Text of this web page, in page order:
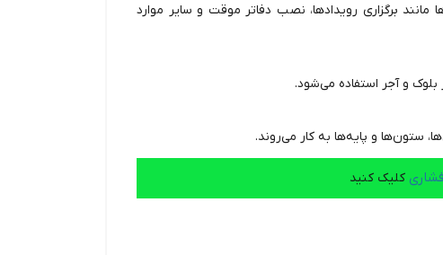
برگزاری رویدادها، نصب دفاتر موقت و سایر موارد
و آجر استفاده می‌شود.
ستون‌ها و پایه‌ها به کار می‌روند.
کلیک کنید